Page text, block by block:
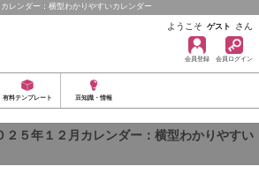
レンダー：横型わかりやすいカレンダー
ようこそ ゲスト さん
会員登録 会員ログイン
有料テンプレート 豆知識・情報
２５年１２月カレンダー：横型わかりやすい